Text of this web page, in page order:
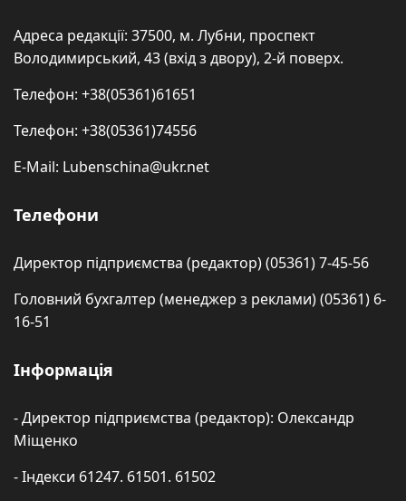
Адреса редакції: 37500, м. Лубни, проспект
Володимирський, 43 (вхід з двору), 2-й поверх.
Телефон: +38(05361)61651
Телефон: +38(05361)74556
E-Mail: Lubenschina@ukr.net
Телефони
Директор підприємства (редактор) (05361) 7-45-56
Головний бухгалтер (менеджер з реклами) (05361) 6-
16-51
Інформація
- Директор підприємства (редактор): Олександр
Міщенко
- Індекси 61247. 61501. 61502